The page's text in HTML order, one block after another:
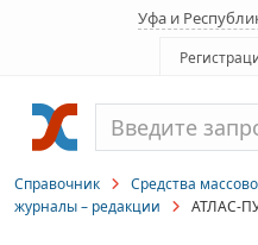
Уфа и
Справочник Средства
журналы – редакции
АТЛАС-